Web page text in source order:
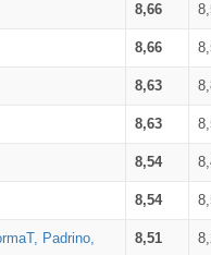
8,66
8,66
8,63
8,63
8,54
8,54
Padrino,
8,51